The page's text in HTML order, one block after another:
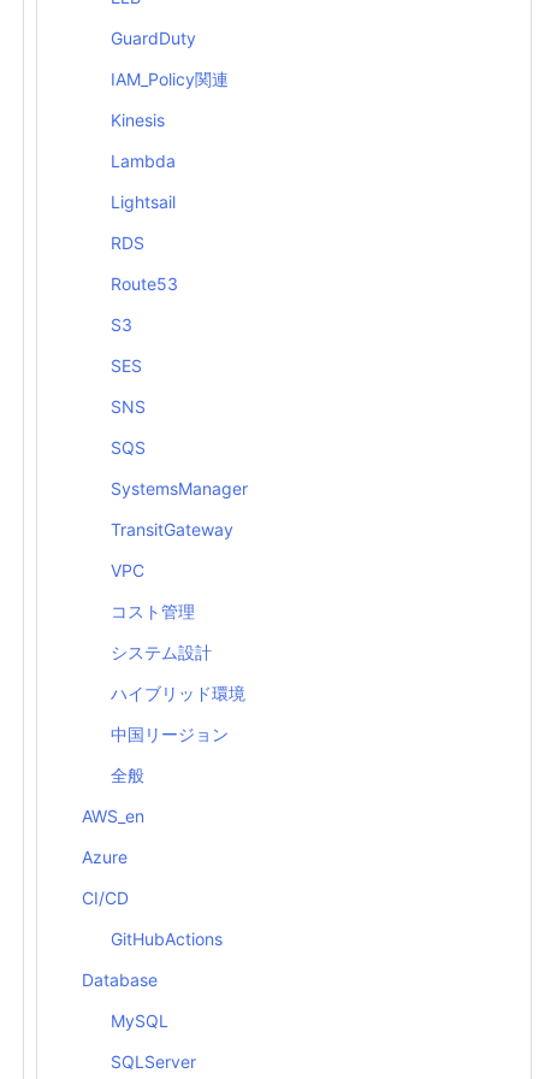
GuardDuty
IAM_Policy関連
Kinesis
Lambda
Lightsail
RDS
Route53
S3
SES
SNS
SQS
SystemsManager
TransitGateway
VPC
コスト管理
システム設計
ハイブリッド環境
中国リージョン
全般
AWS_en
Azure
CI/CD
GitHubActions
Database
MySQL
SQLServer